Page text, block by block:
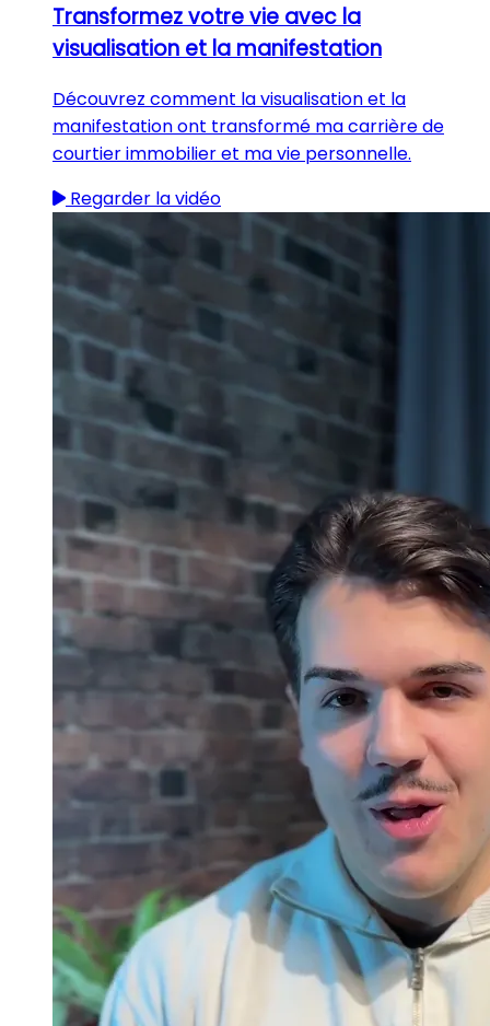
Transformez votre vie avec la
visualisation et la manifestation
Découvrez comment la visualisation et la
manifestation ont transformé ma carrière de
courtier immobilier et ma vie personnelle.
Regarder la vidéo